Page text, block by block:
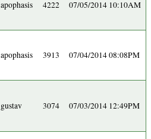
apophasis 4222 07/05/2014 10:10AM
apophasis 3913 07/04/2014 08:08PM
gustav 3074 07/03/2014 12:49PM